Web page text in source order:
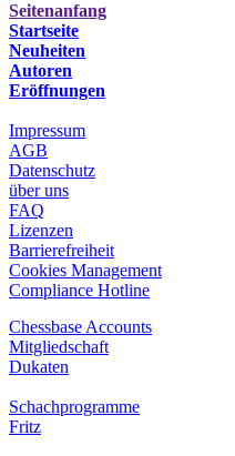
Seitenanfang
Startseite
Neuheiten
Autoren
Eröffnungen
Impressum
AGB
Datenschutz
über uns
FAQ
Lizenzen
Barrierefreiheit
Cookies Management
Compliance Hotline
Chessbase Accounts
Mitgliedschaft
Dukaten
Schachprogramme
Fritz